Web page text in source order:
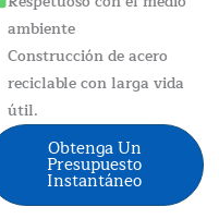
ambiente
Construcción de acero
reciclable con larga vida
útil.
Obtenga Un
Presupuesto
Instantáneo